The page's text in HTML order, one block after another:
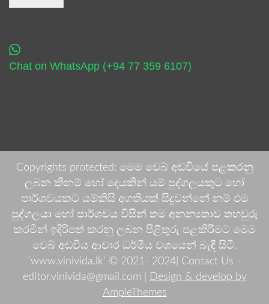
Chat on WhatsApp (+94 77 359 6107)
Copyrights protected: මෙම වෙබ් අඩවියේ පළකරනු
ලබන කිනම් හෝ දෙයකින් යම් පුද්ගලයකුට හෝ
පාර්ශවයකට යම්කිසි අගතියක් සිදුවන්නේ නම් එම
පුද්ගලයා හෝ පාර්ශවය විසින් තම අනන්‍යතාව තහවුරු
කරමින් ඉදිරිපත් කරනු ලබන පිළිතුරු පළකිරීමට මෙම
වෙබ් අඩවිය ආචාර ධර්මීය වශයෙන් බැඳී සිටී.
'www.vinivida.lk' © 2021- 2024| Contact Us -
editor.vinivida@gmail.com |
Design & develop by
AmpleThemes